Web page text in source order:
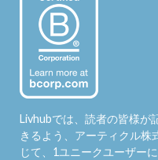
Livhubでは、読者の皆様が
きるよう、アーティクル株
じて、1ユニークユーザー